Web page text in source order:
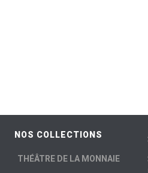
NOS COLLECTIONS
THÉÂTRE DE LA MONNAIE